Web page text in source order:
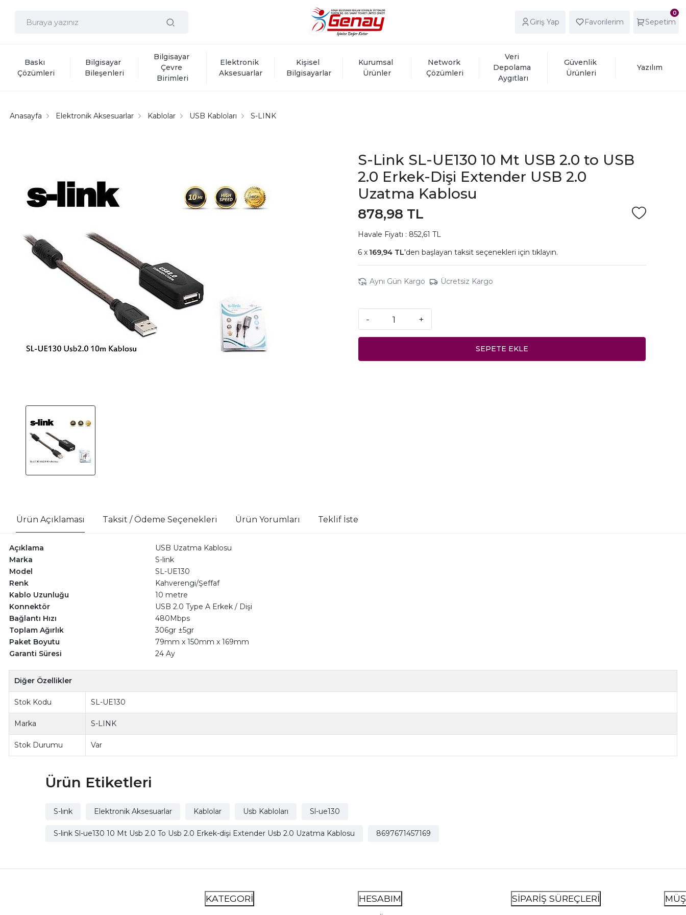
Giriş Yap Favorilerim
0
Sepetim
Baskı
Çözümleri
Bilgisayar
Bileşenleri
Bilgisayar
Çevre
Birimleri
Elektronik
Aksesuarlar
Kişisel
Bilgisayarlar
Kurumsal
Ürünler
Network
Çözümleri
Veri
Depolama
Aygıtları
Güvenlik
Ürünleri
Yazılım
Anasayfa Elektronik Aksesuarlar Kablolar USB Kabloları S-LINK
S-Link SL-UE130 10 Mt USB 2.0 to USB
2.0 Erkek-Dişi Extender USB 2.0
Uzatma Kablosu
878,98 TL
Havale Fiyatı : 852,61 TL
169,94 TL'den başlayan taksit seçenekleri için tıklayın.
Aynı Gün Kargo Ücretsiz Kargo
- +
SEPETE EKLE
Ürün Açıklaması Taksit / Ödeme Seçenekleri Ürün Yorumları Teklif İste
Açıklama
USB Uzatma Kablosu
Marka
S-link
Model
SL-UE130
Renk
Kahverengi/Şeffaf
Kablo Uzunluğu
10 metre
Konnektör
USB 2.0 Type A Erkek / Dişi
Bağlantı Hızı
480Mbps
Toplam Ağırlık
306gr ±5gr
Paket Boyutu
79mm x 150mm x 169mm
Garanti Süresi
24 Ay
Diğer Özellikler
Stok Kodu SL-UE130
Marka S-LINK
Stok Durumu Var
Ürün Etiketleri
S-lınk Elektronik Aksesuarlar Kablolar Usb Kabloları Sl-ue130
S-link Sl-ue130 10 Mt Usb 2.0 To Usb 2.0 Erkek-dişi Extender Usb 2.0 Uzatma Kablosu 8697671457169
KATEGORİ HESABIM SİPARİŞ SÜREÇLERİ